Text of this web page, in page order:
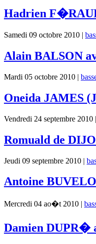
Hadrien
Samedi 09 octobre 2010 |
Alain BALSON
Mardi 05 octobre 2010 |
Oneida JAMES
Vendredi 24 septembre 2010 |
Romuald de
Jeudi 09 septembre 2010 |
Antoine
Mercredi 04 ao�t 2010 |
Damien DUPR�